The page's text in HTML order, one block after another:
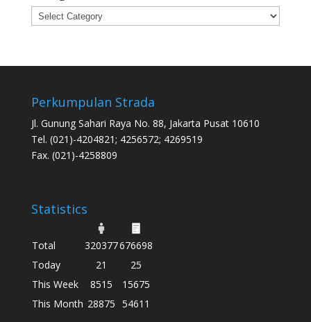
Categories
Perkumpulan Strada
Jl. Gunung Sahari Raya No. 88, Jakarta Pusat 10610
Tel. (021)-4204821; 4256572; 4269519
Fax. (021)-4258809
Statistics
Total 320377676698
Today
21
25
This Week
8515
15675
This Month 28875 54611